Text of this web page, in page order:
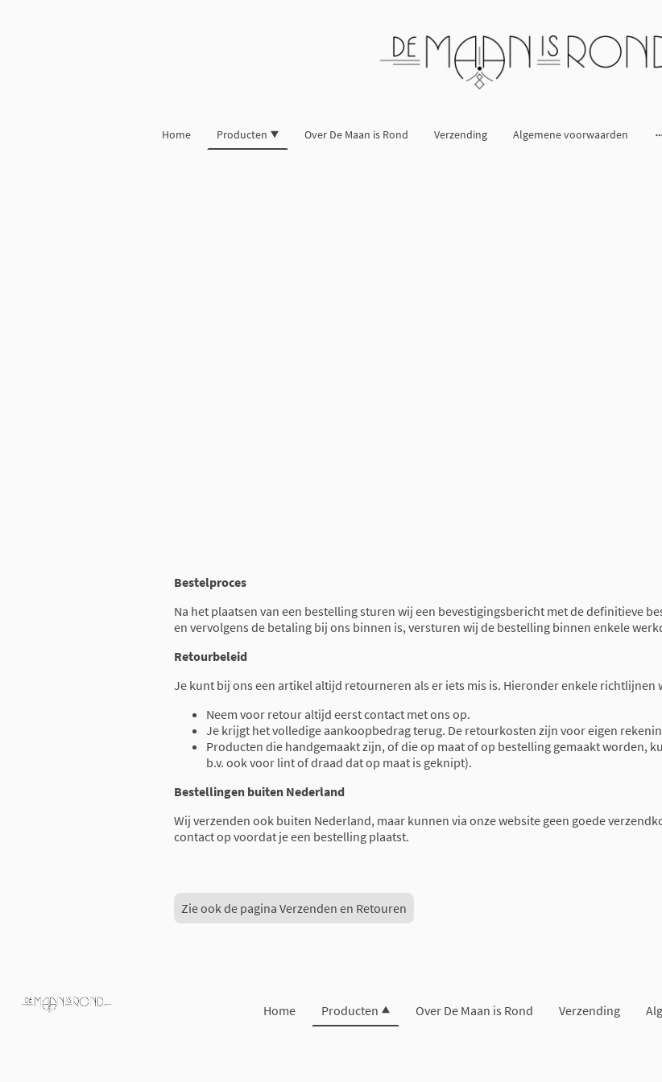
Home Producten Over De Maan is Rond Verzending Algemene voorwaarden
Bestelproces
Na het plaatsen van een bestelling sturen wij een bevestigingsbericht met de definitieve
en vervolgens de betaling bij ons binnen is, versturen wij de bestelling binnen enkele
Retourbeleid
Je kunt bij ons een artikel altijd retourneren als er iets mis is. Hieronder enkele richtlijnen
Neem voor retour altijd eerst contact met ons op.
Je krijgt het volledige aankoopbedrag terug. De retourkosten zijn voor eigen
Producten die handgemaakt zijn, of die op maat of op bestelling gemaakt worden,
b.v. ook voor lint of draad dat op maat is geknipt).
Bestellingen buiten Nederland
Wij verzenden ook buiten Nederland, maar kunnen via onze website geen goede
contact op voordat je een bestelling plaatst.
Zie ook de pagina Verzenden en Retouren
Home Producten Over De Maan is Rond Verzending